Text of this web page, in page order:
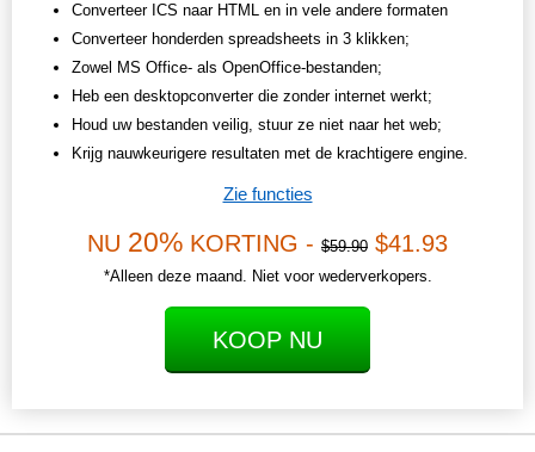
Converteer ICS naar HTML en in vele andere formaten
Converteer honderden spreadsheets in 3 klikken;
Zowel MS Office- als OpenOffice-bestanden;
Heb een desktopconverter die zonder internet werkt;
Houd uw bestanden veilig, stuur ze niet naar het web;
Krijg nauwkeurigere resultaten met de krachtigere engine.
Zie functies
NU 20% KORTING - $59.90 $41.93
*Alleen deze maand. Niet voor wederverkopers.
KOOP NU